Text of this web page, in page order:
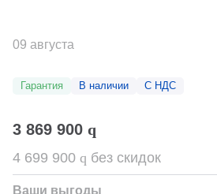
09 августа
Гарантия В наличии С НДС
3 869 900 q
4 699 900 q без скидок
Ваши выгоды